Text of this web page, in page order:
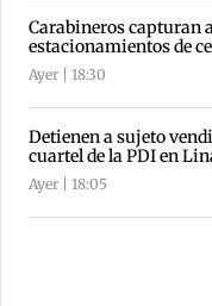
Carabineros capturan
estacionamientos de
Ayer | 18:30
Detienen a sujeto
cuartel de la PDI en
Ayer | 18:05